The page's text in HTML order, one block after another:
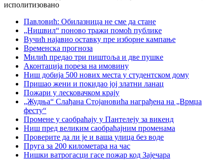
Павловић: Обилазница не сме да стане
„Нишвил“ поново тражи помоћ публике
Вучић најавио оставку пре изборне кампање
Временска прогноза
Милић предао три пиштоља и две пушке
Аконтација пореза на имовину
Ниш добија 500 нових места у студентском дому
Пришао жени и покидао јој златни ланац
Пожари у лесковачком крају
„Жудња“ Слађана Стојановића награђена на „Врмџа
фесту“
Промене у саобраћају у Пантелеју за викенд
Ниш пред великим саобраћајним променама
Проверите да ли је и ваша улица без воде
Пруга за 200 километара на час
Нишки ватрогасци гасе пожар код Зајечара